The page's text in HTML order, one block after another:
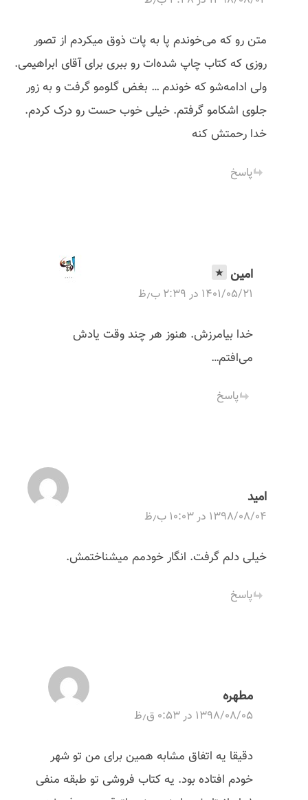
متن رو که می‌خوندم پا به پات ذوق میکردم از تصور
روزی که کتاب چاپ شده‌ات رو ببری برای آقای ابراهیمی.
ولی ادامه‌شو که خوندم … بغض گلومو گرفت و به زور
جلوی اشکامو گرفتم. خیلی خوب حست رو درک کردم.
خدا رحمتش کنه
پاسخ
امین
۱۴۰۱/۰۵/۲۱ در ۲:۳۹ ب٫ظ
خدا بیامرزش. هنوز هر چند وقت یادش
می‌افتم…
پاسخ
امید
۱۳۹۸/۰۸/۰۴ در ۱۰:۰۳ ب٫ظ
خیلی دلم گرفت. انگار خودمم میشناختمش.
پاسخ
مطهره
۱۳۹۸/۰۸/۰۵ در ۰:۵۳ ق٫ظ
دقیقا یه اتفاق مشابه همین برای من تو شهر
خودم افتاده بود. یه کتاب فروشی تو طبقه منفی